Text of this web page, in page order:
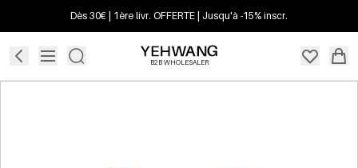
Dès 30€ | 1ère livr. OFFERTE | Jusqu'à -15% inscr.
B2B WHOLESALER